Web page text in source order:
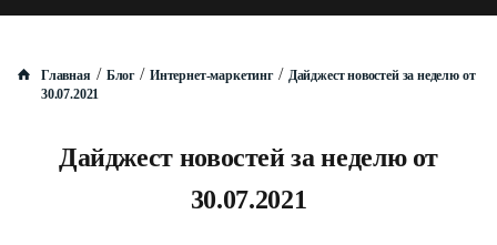
Главная / Блог / Интернет-маркетинг / Дайджест новостей за неделю от
30.07.2021
Дайджест новостей за неделю от
30.07.2021